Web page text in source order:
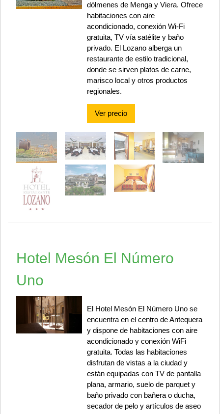
dólmenes de Menga y Viera. Ofrece
habitaciones con aire
acondicionado, conexión Wi-Fi
gratuita, TV vía satélite y baño
privado. El Lozano alberga un
restaurante de estilo tradicional,
donde se sirven platos de carne,
marisco local y otros productos
regionales.
Ver precio
Hotel Mesón El Número
Uno
El Hotel Mesón El Número Uno se
encuentra en el centro de Antequera
y dispone de habitaciones con aire
acondicionado y conexión WiFi
gratuita. Todas las habitaciones
disfrutan de vistas a la ciudad y
están equipadas con TV de pantalla
plana, armario, suelo de parquet y
baño privado con bañera o ducha,
secador de pelo y artículos de aseo